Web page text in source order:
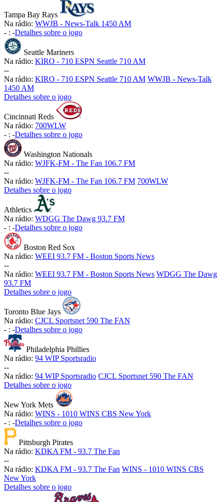
Tampa Bay Rays
Na rádio: WWJB - News-Talk 1450 AM
- : -Detalhes sobre o jogo
Seattle Mariners
Na rádio: KIRO - 710 ESPN Seattle 710 AM
--
Na rádio: KIRO - 710 ESPN Seattle 710 AM WWJB - News-Talk
1450 AM
Detalhes sobre o jogo
Cincinnati Reds
Na rádio: 700WLW
- : -Detalhes sobre o jogo
Washington Nationals
Na rádio: WJFK-FM - The Fan 106.7 FM
--
Na rádio: WJFK-FM - The Fan 106.7 FM 700WLW
Detalhes sobre o jogo
Athletics
Na rádio: WDGG The Dawg 93.7 FM
- : -Detalhes sobre o jogo
Boston Red Sox
Na rádio: WEEI 93.7 FM - Boston Sports News
--
Na rádio: WEEI 93.7 FM - Boston Sports News WDGG The Dawg
93.7 FM
Detalhes sobre o jogo
Toronto Blue Jays
Na rádio: CJCL Sportsnet 590 The FAN
- : -Detalhes sobre o jogo
Philadelphia Phillies
Na rádio: 94 WIP Sportsradio
--
Na rádio: 94 WIP Sportsradio CJCL Sportsnet 590 The FAN
Detalhes sobre o jogo
New York Mets
Na rádio: WINS - 1010 WINS CBS New York
- : -Detalhes sobre o jogo
Pittsburgh Pirates
Na rádio: KDKA FM - 93.7 The Fan
--
Na rádio: KDKA FM - 93.7 The Fan WINS - 1010 WINS CBS
New York
Detalhes sobre o jogo